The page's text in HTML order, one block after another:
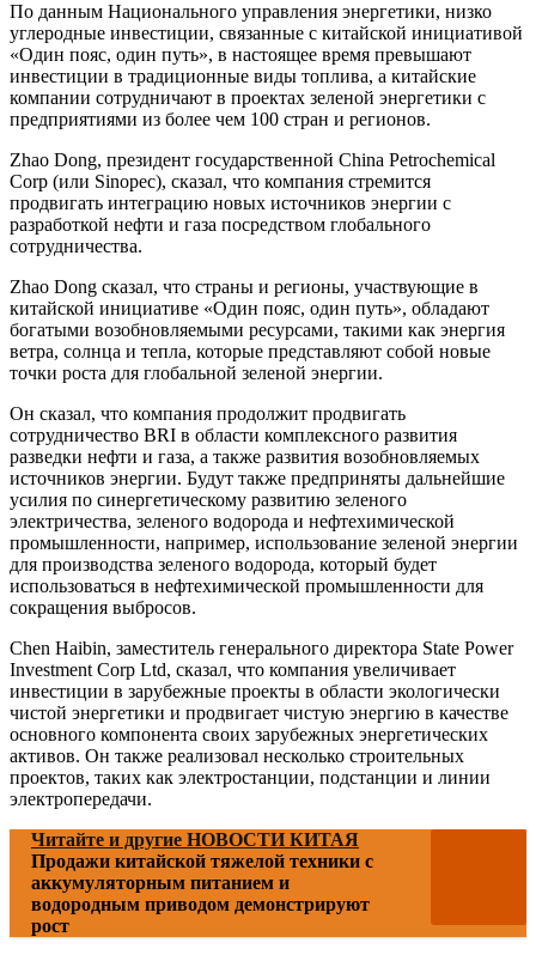
По данным Национального управления энергетики, низко
углеродные инвестиции, связанные с китайской инициативой
«Один пояс, один путь», в настоящее время превышают
инвестиции в традиционные виды топлива, а китайские
компании сотрудничают в проектах зеленой энергетики с
предприятиями из более чем 100 стран и регионов.
Zhao Dong, президент государственной China Petrochemical
Corp (или Sinopec), сказал, что компания стремится
продвигать интеграцию новых источников энергии с
разработкой нефти и газа посредством глобального
сотрудничества.
Zhao Dong сказал, что страны и регионы, участвующие в
китайской инициативе «Один пояс, один путь», обладают
богатыми возобновляемыми ресурсами, такими как энергия
ветра, солнца и тепла, которые представляют собой новые
точки роста для глобальной зеленой энергии.
Он сказал, что компания продолжит продвигать
сотрудничество BRI в области комплексного развития
разведки нефти и газа, а также развития возобновляемых
источников энергии. Будут также предприняты дальнейшие
усилия по синергетическому развитию зеленого
электричества, зеленого водорода и нефтехимической
промышленности, например, использование зеленой энергии
для производства зеленого водорода, который будет
использоваться в нефтехимической промышленности для
сокращения выбросов.
Chen Haibin, заместитель генерального директора State Power
Investment Corp Ltd, сказал, что компания увеличивает
инвестиции в зарубежные проекты в области экологически
чистой энергетики и продвигает чистую энергию в качестве
основного компонента своих зарубежных энергетических
активов. Он также реализовал несколько строительных
проектов, таких как электростанции, подстанции и линии
электропередачи.
Читайте и другие НОВОСТИ КИТАЯ
Продажи китайской тяжелой техники с
аккумуляторным питанием и
водородным приводом демонстрируют
рост